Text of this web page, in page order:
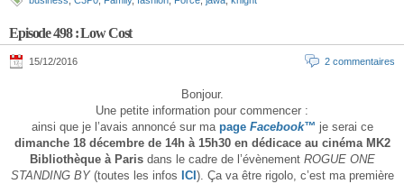
Episode 498 : Low Cost
15/12/2016 2 commentaires
Bonjour.
Une petite information pour commencer :
ainsi que je l’avais annoncé sur ma page Facebook™ je serai ce
dimanche 18 décembre de 14h à 15h30 en dédicace au cinéma MK2
Bibliothèque à Parisdans le cadre de l’évènement ROGUE ONE
STANDING BY(toutes les infos ICI ). Ça va être rigolo, c’est ma première